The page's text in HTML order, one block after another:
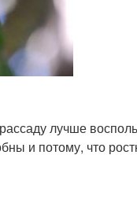
лучше
и потому, что